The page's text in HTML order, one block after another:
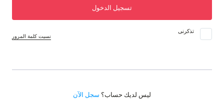
تسجيل الدخول
تذكرنى
نسيت كلمة المرور
ليس لديك حساب؟ سجل الآن